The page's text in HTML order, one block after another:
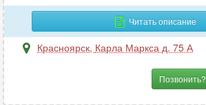
Р
Читать описание
Красноярск, Карла Маркса д. 75 А
Позвонить?